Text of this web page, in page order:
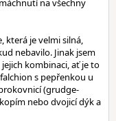
na všechny
která je velmi silná,
nebavilo. Jinak jsem
kombinaci, ať je to
s pepřenkou u
(grudge-
nebo dvojicí dýk a